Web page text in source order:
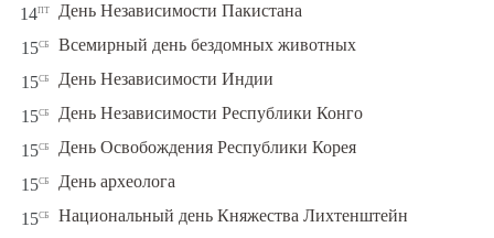
14пт День Независимости Пакистана
15сб Всемирный день бездомных животных
15сб День Независимости Индии
15сб День Независимости Республики Конго
15сб День Освобождения Республики Корея
15сб День археолога
15сб Национальный день Княжества Лихтенштейн